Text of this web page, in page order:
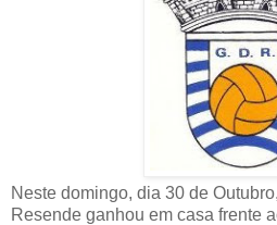
Neste domingo, dia 30 de
Resende ganhou em casa frente